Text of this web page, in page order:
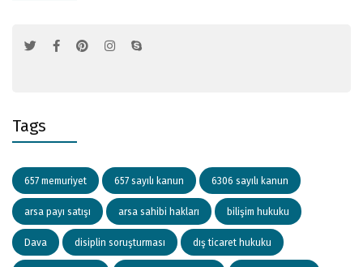
Tags
657 memuriyet 657 sayılı kanun 6306 sayılı kanun
arsa payı satışı arsa sahibi hakları bilişim hukuku
Dava disiplin soruşturması dış ticaret hukuku